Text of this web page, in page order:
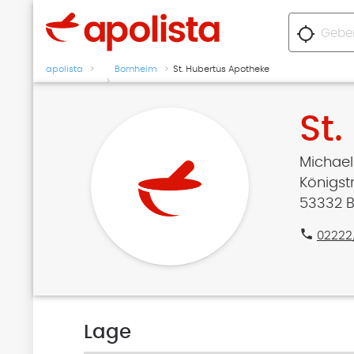
location_searching
apolista Bornheim St. Hubertus Apotheke
53332
phone
Lage